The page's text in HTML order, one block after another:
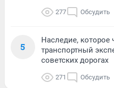
277 Обсудить
5
Наследие, которое
транспортный
советских дорогах
271 Обсудить